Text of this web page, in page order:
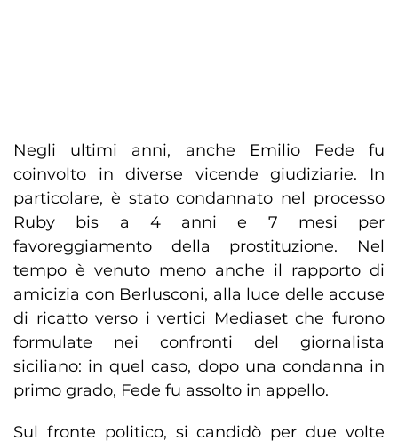
Negli ultimi anni, anche Emilio Fede fu
coinvolto in diverse vicende giudiziarie. In
particolare, è stato condannato nel processo
Ruby bis a 4 anni e 7 mesi per
favoreggiamento della prostituzione. Nel
tempo è venuto meno anche il rapporto di
amicizia con Berlusconi, alla luce delle accuse
di ricatto verso i vertici Mediaset che furono
formulate nei confronti del giornalista
siciliano: in quel caso, dopo una condanna in
primo grado, Fede fu assolto in appello.
Sul fronte politico, si candidò per due volte